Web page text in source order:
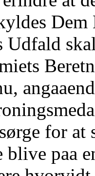
Dem
Udfald
for
blive paa